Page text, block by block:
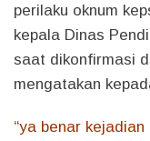
perilaku oknum
kepala Dinas
saat dikonfirmasi
mengatakan
“ya benar